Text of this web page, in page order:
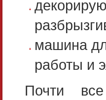
машина
работы и
Почти